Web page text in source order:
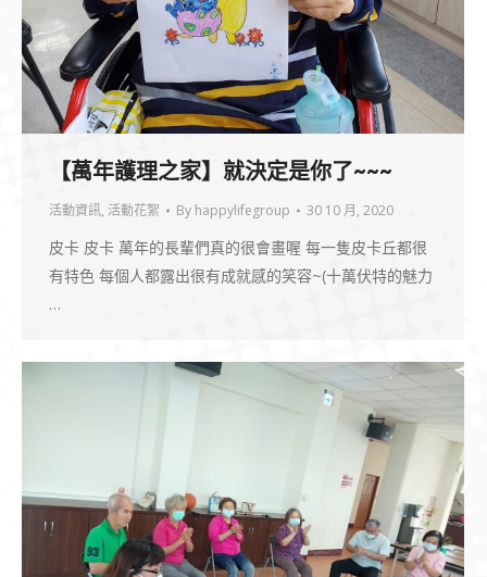
【萬年護理之家】就決定是你了~~~
活動資訊, 活動花絮 By happylifegroup 30 10 月, 2020
皮卡 皮卡 萬年的長輩們真的很會畫喔 每一隻皮卡丘都很
有特色 每個人都露出很有成就感的笑容~(十萬伏特的魅力
…